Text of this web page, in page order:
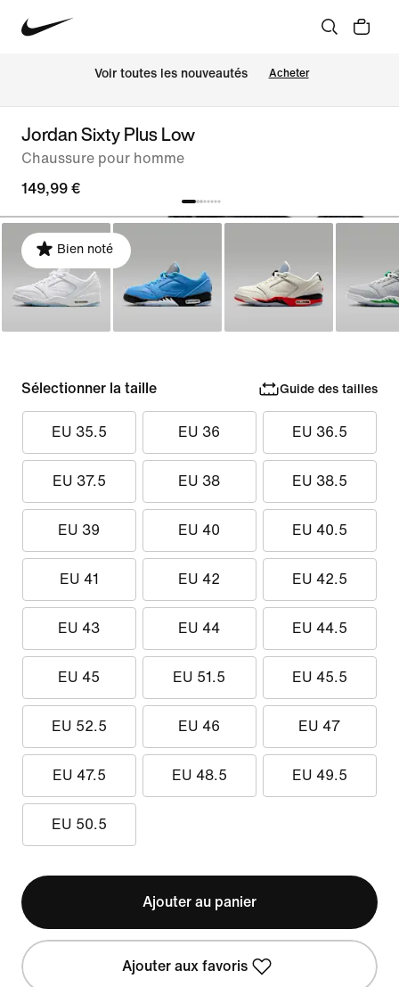
Voir toutes les nouveautés Acheter
Jordan Sixty Plus Low
Chaussure pour homme
149,99 €
Bien noté
Sélectionner la taille Guide des tailles
EU 35.5 EU 36 EU 36.5
EU 37.5 EU 38 EU 38.5
EU 39 EU 40 EU 40.5
EU 41 EU 42 EU 42.5
EU 43 EU 44 EU 44.5
EU 45 EU 51.5 EU 45.5
EU 52.5 EU 46 EU 47
EU 47.5 EU 48.5 EU 49.5
EU 50.5
Ajouter au panier
Ajouter aux favoris